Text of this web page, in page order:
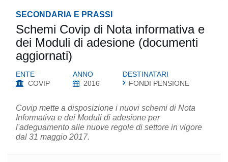
SECONDARIA E PRASSI
Schemi Covip di Nota informativa e
dei Moduli di adesione (documenti
aggiornati)
ENTE
COVIP
ANNO
2016
DESTINATARI
FONDI PENSIONE
Covip mette a disposizione i nuovi schemi di Nota
Informativa e dei Moduli di adesione per
l'adeguamento alle nuove regole di settore in vigore
dal 31 maggio 2017.